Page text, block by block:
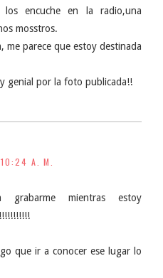
encuche en la radio,una
mosstros.
me parece que estoy destinada
genial por la foto publicada!!
A. M.
mientras estoy
que ir a conocer ese lugar lo